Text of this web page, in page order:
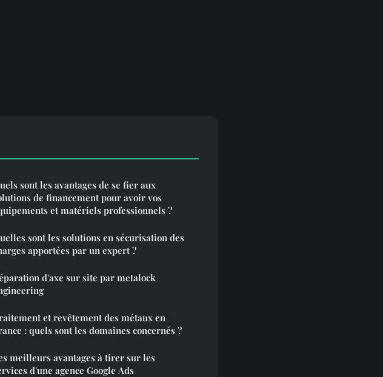
sont les avantages de se fier aux
de financement pour avoir vos
et matériels professionnels ?
sont les solutions en sécurisation des
apportées par un expert ?
d'axe sur site par metalock
et revêtement des métaux en
: quels sont les domaines concernés ?
meilleurs avantages à tirer sur les
d'une agence Google Ads